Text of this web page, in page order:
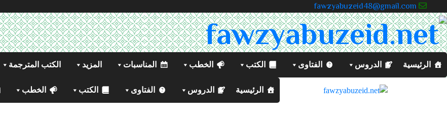
fawzyabuzeid48@gmail.com
الرئيسية الدروس الفتاوى الكتب الخطب المناسبات المزيد الكتب المترجمة
الرئيسية الدروس الفتاوى الكتب الخطب